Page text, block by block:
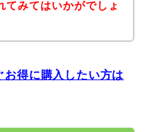
てみてはいかがでしょ
得に購入したい方は